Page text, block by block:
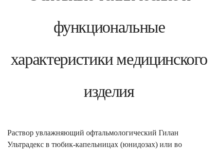
функциональные
характеристики медицинского
изделия
Раствор увлажняющий офтальмологический Гилан
Ультрадекс в тюбик-капельницах (юнидозах) или во